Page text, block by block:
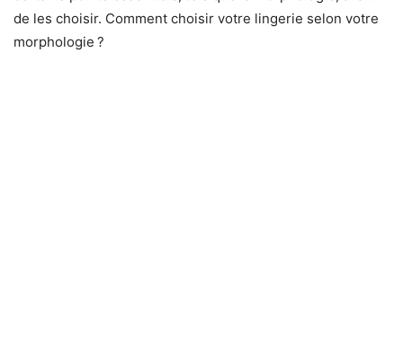
de les choisir. Comment choisir votre lingerie selon votre
morphologie ?